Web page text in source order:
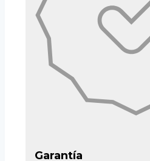
Garantía